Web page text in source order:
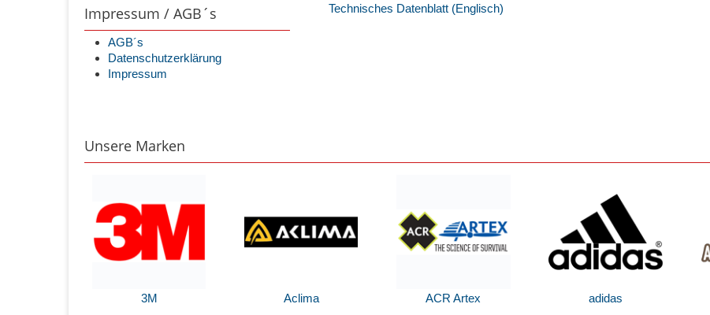
Impressum / AGB´s
AGB´s
Datenschutzerklärung
Impressum
Technisches Datenblatt (Englisch)
Unsere Marken
3M Aclima ACR Artex adidas